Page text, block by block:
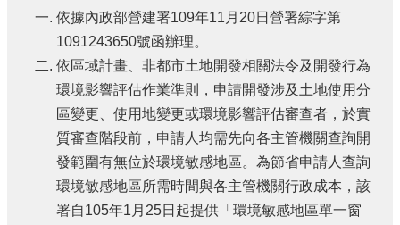
依據內政部營建署109年11月20日營署綜字第
1091243650號函辦理。
依區域計畫、非都市土地開發相關法令及開發行為
環境影響評估作業準則，申請開發涉及土地使用分
區變更、使用地變更或環境影響評估審查者，於實
質審查階段前，申請人均需先向各主管機關查詢開
發範圍有無位於環境敏感地區。為節省申請人查詢
環境敏感地區所需時間與各主管機關行政成本，該
署自105年1月25日起提供「環境敏感地區單一窗